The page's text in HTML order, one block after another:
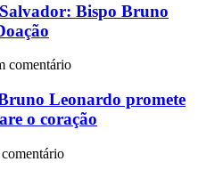
Bispo Bruno
comentário
Leonardo promete
o coração